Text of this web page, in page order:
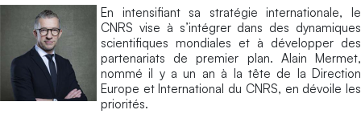
En intensifiant sa stratégie internationale, le
CNRS vise à s’intégrer dans des dynamiques
scientifiques mondiales et à développer des
partenariats de premier plan. Alain Mermet,
nommé il y a un an à la tête de la Direction
Europe et International du CNRS, en dévoile les
priorités.